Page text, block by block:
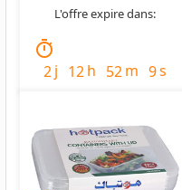
L'offre expire dans:
timer
2j 12h 52m 7s